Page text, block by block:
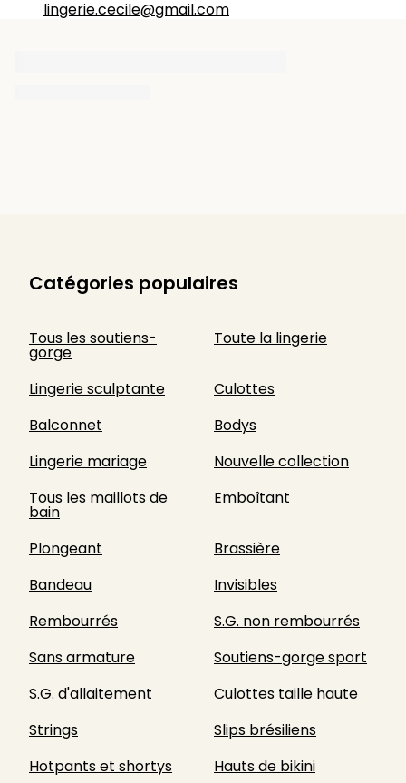
lingerie.cecile@gmail.com
Catégories populaires
Tous les soutiens-
gorge
Toute la lingerie
Lingerie sculptante
Culottes
Balconnet
Bodys
Lingerie mariage
Nouvelle collection
Tous les maillots de
bain
Emboîtant
Plongeant
Brassière
Bandeau
Invisibles
Rembourrés
S.G. non rembourrés
Sans armature
Soutiens-gorge sport
S.G. d'allaitement
Culottes taille haute
Strings
Slips brésiliens
Hotpants et shortys
Hauts de bikini